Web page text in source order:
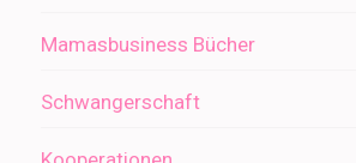
Mamasbusiness Bücher
Schwangerschaft